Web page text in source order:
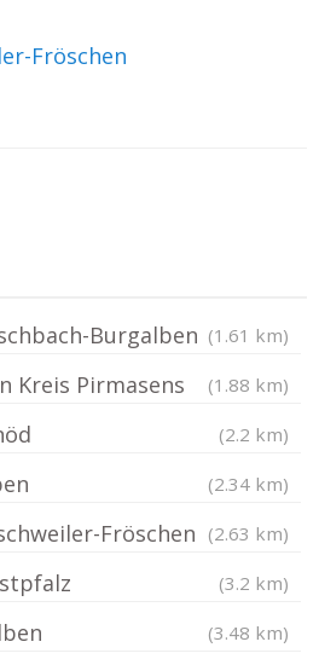
Fröschen
Burgalben (1.61 km)
Kreis Pirmasens (1.88 km)
(2.2 km)
(2.34 km)
Fröschen (2.63 km)
(3.2 km)
(3.48 km)